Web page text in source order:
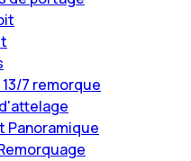
7 remorque
Panoramique